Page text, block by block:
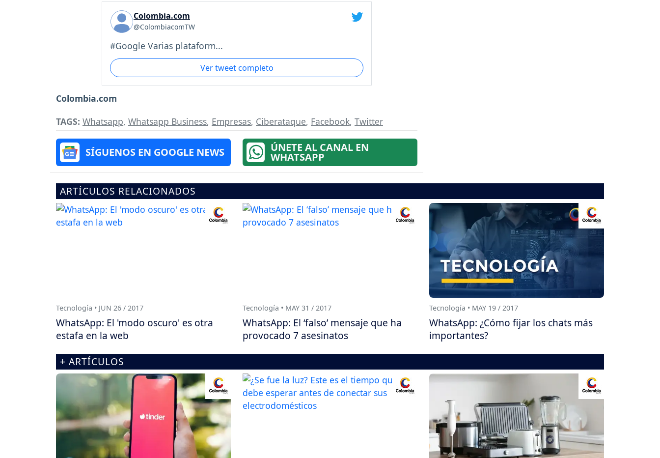
Colombia.com
@ColombiacomTW
#Google Varias plataform...
Ver tweet completo
Colombia.com
TAGS: Whatsapp, Whatsapp Business, Empresas, Ciberataque, Facebook, Twitter
SÍGUENOS EN GOOGLE NEWS ÚNETE AL CANAL EN
WHATSAPP
ARTÍCULOS RELACIONADOS
Tecnología • JUN 26 / 2017
WhatsApp: El 'modo oscuro' es otra
estafa en la web
Tecnología • MAY 31 / 2017
WhatsApp: El ‘falso’ mensaje que ha
provocado 7 asesinatos
Tecnología • MAY 19 / 2017
WhatsApp: ¿Cómo fijar los chats más
importantes?
+ ARTÍCULOS